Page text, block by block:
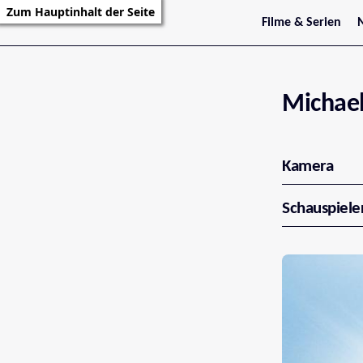
Zum Hauptinhalt der Seite
Filme & Serien
Trailer
Serienarchiv
Kamera